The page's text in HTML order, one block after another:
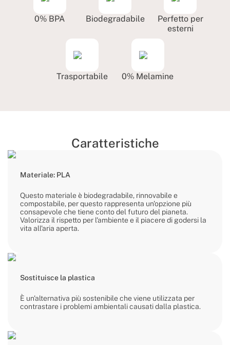
0% BPA Biodegradabile
Perfetto per
esterni
Trasportabile 0% Melamine
Caratteristiche
Materiale: PLA
Questo materiale è biodegradabile, rinnovabile e
compostabile, per questo rappresenta un'opzione più
consapevole che tiene conto del futuro del pianeta.
Valorizza il rispetto per l'ambiente e il piacere di godersi la
vita all'aria aperta.
Sostituisce la plastica
È un'alternativa più sostenibile che viene utilizzata per
contrastare i problemi ambientali causati dalla plastica.